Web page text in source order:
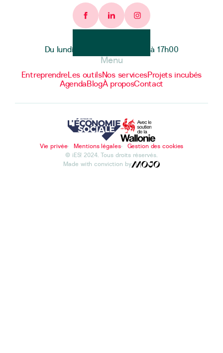
Facebook page
Linkedin pageInstagram page
Heures d'ouverture
Du lundi au vendredi de 9h00 à 17h00
Menu
EntreprendreLes outilsNos servicesProjets incubés
AgendaBlogÀ proposContact
Vie privée Mentions légales
Gestion des cookies
© iES! 2024. Tous droits réservés.
Made with conviction by